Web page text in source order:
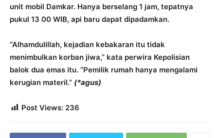
unit mobil Damkar. Hanya berselang 1 jam, tepatnya
pukul 13 00 WIB, api baru dapat dipadamkan.
“Alhamdulillah, kejadian kebakaran itu tidak
menimbulkan korban jiwa,” kata perwira Kepolisian
balok dua emas itu. “Pemilik rumah hanya mengalami
kerugian materil.” (*agus)
Post Views: 236